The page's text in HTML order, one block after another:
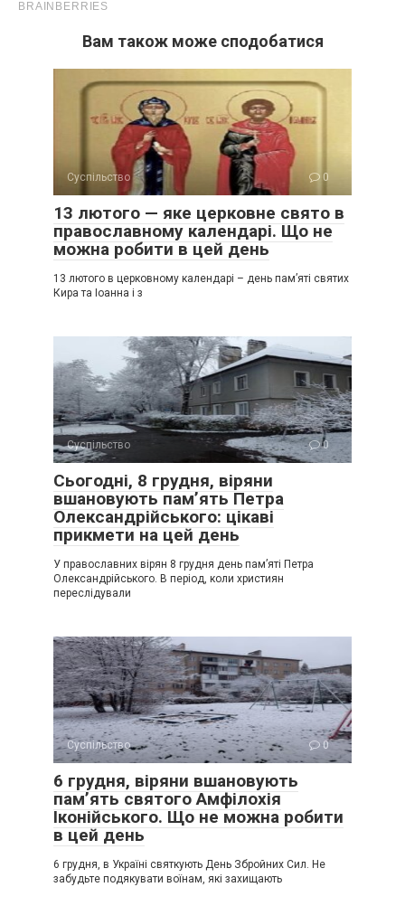
Вам також може сподобатися
Суспільство 0
13 лютого — яке церковне свято в
православному календарі. Що не
можна робити в цей день
13 лютого в церковному календарі – день пам’яті святих
Кира та Іоанна і з
Суспільство 0
Сьогодні, 8 грудня, віряни
вшановують пам’ять Петра
Олександрійського: цікаві
прикмети на цей день
У православних вірян 8 грудня день пам’яті Петра
Олександрійського. В період, коли християн
переслідували
Суспільство 0
6 грудня, віряни вшановують
пам’ять святого Амфілохія
Іконійського. Що не можна робити
в цей день
6 грудня, в Україні святкують День Збройних Сил. Не
забудьте подякувати воїнам, які захищають